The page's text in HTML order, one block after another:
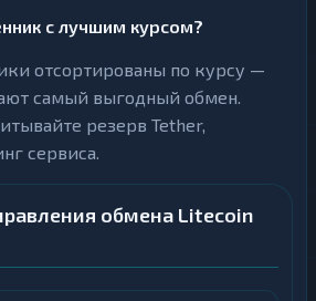
с лучшим курсом?
отсортированы по курсу —
самый выгодный обмен.
резерв Tether,
сервиса.
обмена Litecoin